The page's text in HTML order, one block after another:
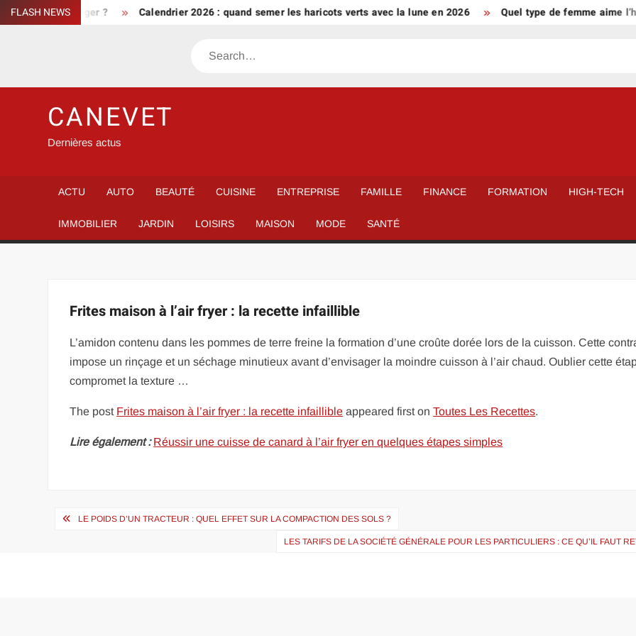
Skip
to
FLASH NEWS
bien le protéger ? Calendrier 2026 : quand semer les haricots verts avec la lune en 2026 Quel type de femme aime
Search
CANEVET
Dernières actus
ACTU AUTO BEAUTÉ CUISINE ENTREPRISE FAMILLE FINANCE FORMATION HIGH-TECH
IMMOBILIER JARDIN LOISIRS MAISON MODE SANTÉ
Frites maison à l’air fryer : la recette infaillible
L’amidon contenu dans les pommes de terre freine la formation d’une croûte dorée lors de la cuisson. Cette
impose un rinçage et un séchage minutieux avant d’envisager la moindre cuisson à l’air chaud. Oublier cette
compromet la texture …
The post Frites maison à l’air fryer : la recette infaillible appeared first onToutes Les Recettes.
Lire également : Réussir une cuisse de canard à l’air fryer en quelques étapes simples
Navigation
LE POIDS D’UN TRACTEUR : QUEL EFFET SUR LA COMPACTION DES SOLS ?
LES TARIFS DE LA SOCIÉTÉ GÉNÉRALE POUR LES PARTICULIERS : CE QU’IL FAUT